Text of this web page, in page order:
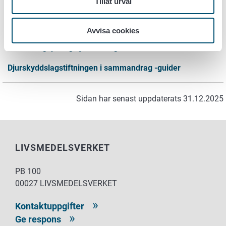
Avvisa cookies
Mer information
Djurskyddslagstiftningen i sammandrag -guider
Sidan har senast uppdaterats 31.12.2025
LIVSMEDELSVERKET
PB 100
00027 LIVSMEDELSVERKET
Kontaktuppgifter
Ge respons